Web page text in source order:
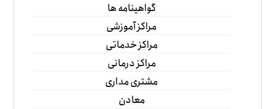
گواهینامه ها
مراکز آموزشی
مراکز خدماتی
مراکز درمانی
مشتری مداری
معادن